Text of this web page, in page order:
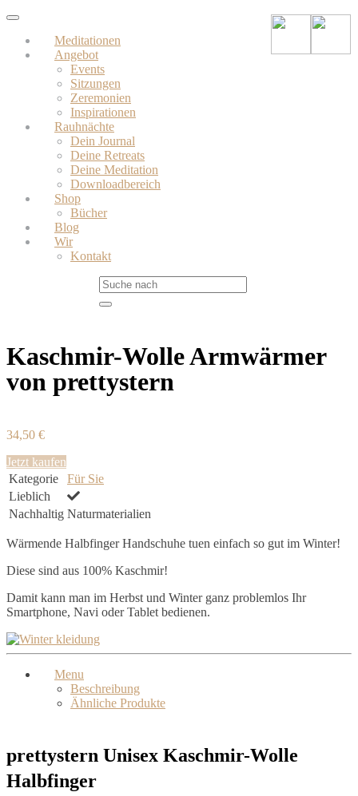
Skip
main
content
Toggle
navigationMeditationen
Angebot
Events
Sitzungen
Zeremonien
Inspirationen
Rauhnächte
Dein Journal
Deine Retreats
Deine Meditation
Downloadbereich
Shop
Bücher
Blog
Wir
Kontakt
Kaschmir-Wolle Armwärmer
von prettystern
34,50 €
Jetzt kaufen
Kategorie
Für Sie
Lieblich
Nachhaltig Naturmaterialien
Wärmende Halbfinger Handschuhe tuen einfach so gut im Winter!
Diese sind aus 100% Kaschmir!
Damit kann man im Herbst und Winter ganz problemlos Ihr
Smartphone, Navi oder Tablet bedienen.
Menu
Beschreibung
Ähnliche Produkte
prettystern Unisex Kaschmir-Wolle
Halbfinger